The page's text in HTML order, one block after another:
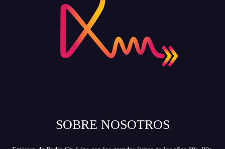
SOBRE NOSOTROS